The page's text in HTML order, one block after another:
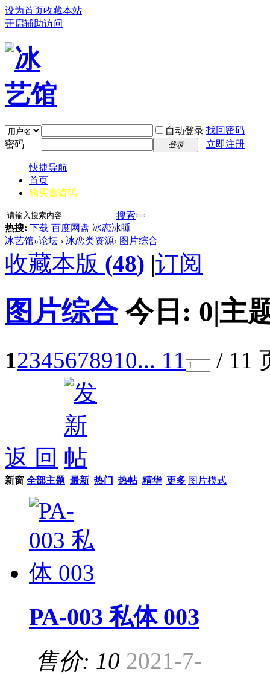
设为首页收藏本站
开启辅助访问
自动登录 找回密码
密码
登录 立即注册
快捷导航
首页
购买邀请码
搜索
热搜: 下载 百度网盘 冰恋冰睡
冰艺馆»论坛 › 冰恋类资源› 图片综合
收藏本版 (48) |订阅
图片综合 今日: 0|主
12345678910... 11 / 11
返 回
新窗 全部主题 最新 热门 热帖 精华 更多 图片模式
PA-003 私体 003
售价: 10 2021-7-